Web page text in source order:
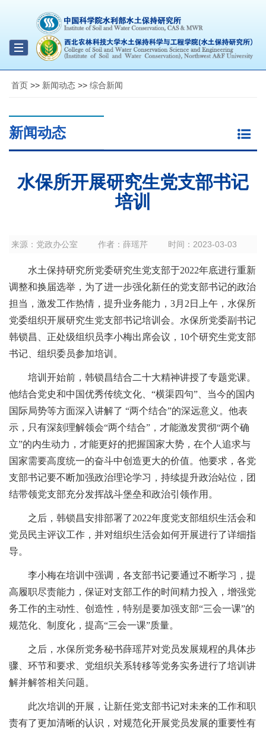
Toggle
navigation
首页 >> 新闻动态 >> 综合新闻
新闻动态
水保所开展研究生党支部书记
培训
来源： 党政办公室 作者： 薛瑶芹 时间： 2023-03-03
水土保持研究所党委研究生党支部于2022年底进行重新
调整和换届选举，为了进一步强化新任的党支部书记的政治
担当，激发工作热情，提升业务能力，3月2日上午，水保所
党委组织开展研究生党支部书记培训会。水保所党委副书记
韩锁昌、正处级组织员李小梅出席会议，10个研究生党支部
书记、组织委员参加培训。
培训开始前，韩锁昌结合二十大精神讲授了专题党课。
他结合党史和中国优秀传统文化、“横渠四句”、当今的国内
国际局势等方面深入讲解了 “两个结合”的深远意义。他表
示，只有深刻理解领会“两个结合”，才能激发贯彻“两个确
立”的内生动力，才能更好的把握国家大势，在个人追求与
国家需要高度统一的奋斗中创造更大的价值。他要求，各党
支部书记要不断加强政治理论学习，持续提升政治站位，团
结带领党支部充分发挥战斗堡垒和政治引领作用。
之后，韩锁昌安排部署了2022年度党支部组织生活会和
党员民主评议工作，并对组织生活会如何开展进行了详细指
导。
李小梅在培训中强调，各支部书记要通过不断学习，提
高履职尽责能力，保证对支部工作的时间精力投入，增强党
务工作的主动性、创造性，特别是要加强支部“三会一课”的
规范化、制度化，提高“三会一课”质量。
之后，水保所党务秘书薛瑶芹对党员发展规程的具体步
骤、环节和要求、党组织关系转移等党务实务进行了培训讲
解并解答相关问题。
此次培训的开展，让新任党支部书记对未来的工作和职
责有了更加清晰的认识，对规范化开展党员发展的重要性有